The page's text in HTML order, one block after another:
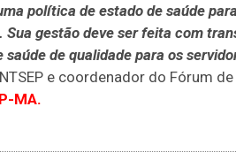
política de estado de saúde
gestão deve ser feita com
de qualidade para os
e coordenador do Fórum
MA.